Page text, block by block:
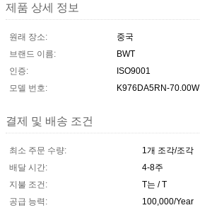
제품 상세 정보
원래 장소:
중국
브랜드 이름:
BWT
인증:
ISO9001
모델 번호:
K976DA5RN-70.00W
결제 및 배송 조건
최소 주문 수량:
1개 조각/조각
배달 시간:
4-8주
지불 조건:
T는 / T
공급 능력:
100,000/Year